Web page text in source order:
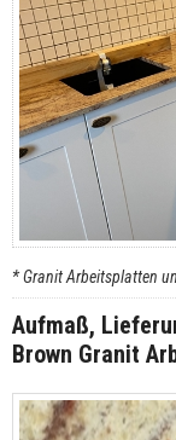
* Granit Arbeitsplatten
Aufmaß,
Brown Granit